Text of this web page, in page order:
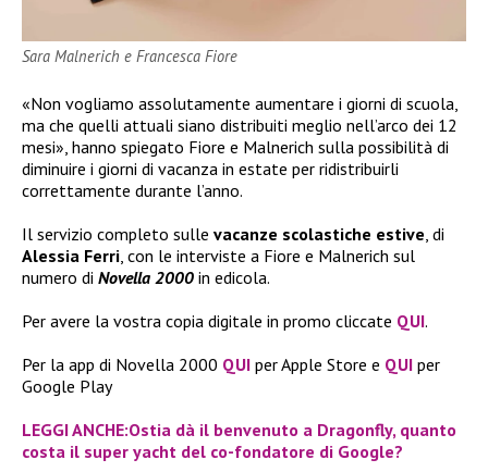
Sara Malnerich e Francesca Fiore
«Non vogliamo assolutamente aumentare i giorni di scuola,
ma che quelli attuali siano distribuiti meglio nell’arco dei 12
mesi», hanno spiegato Fiore e Malnerich sulla possibilità di
diminuire i giorni di vacanza in estate per ridistribuirli
correttamente durante l’anno.
Il servizio completo sulle vacanze scolastiche estive, di
Alessia Ferri, con le interviste a Fiore e Malnerich sul
numero di Novella 2000 in edicola.
Per avere la vostra copia digitale in promo cliccate QUI.
Per la app di Novella 2000 QUI per Apple Store e QUI per
Google Play
LEGGI ANCHE:Ostia dà il benvenuto a Dragonfly, quanto
costa il super yacht del co-fondatore di Google?